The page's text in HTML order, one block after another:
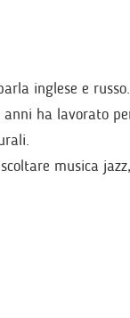
inglese e
ha lavorato
musica